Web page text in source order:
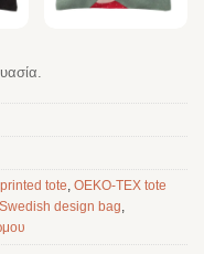
tote OEKO-TEX tote
Swedish design bag